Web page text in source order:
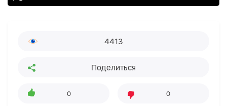
4413
Поделиться
0 0